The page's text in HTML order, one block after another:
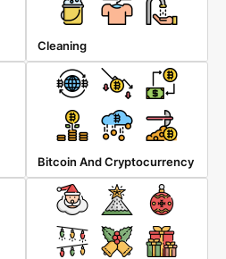
Cleaning
Bitcoin And Cryptocurrency